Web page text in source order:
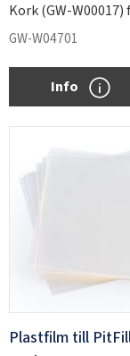
Kork (GW-
polera upp till en
GW-W04701
Info
Plastfilm till